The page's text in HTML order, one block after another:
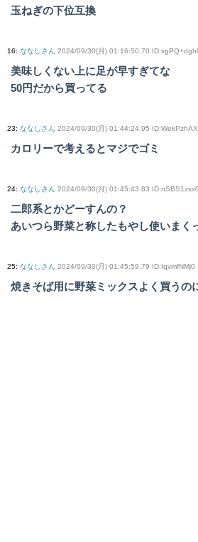
玉ねぎの下位互換
16: ななしさん 2024/09/30(月) 01:16:50.70
美味しくない上に足が早すぎてな
50円だから買ってる
23: ななしさん 2024/09/30(月) 01:44:24.95
カロリーで考えるとマジでゴミ
24: ななしさん 2024/09/30(月) 01:45:43.83 ID:nSBS1zsx0
二郎系とかどーすんの？
あいつら野菜と称したもやし使いまく
25: ななしさん 2024/09/30(月) 01:45:59.79 ID:IqvmfNMj0
焼きそば用に野菜ミックスよく買うの